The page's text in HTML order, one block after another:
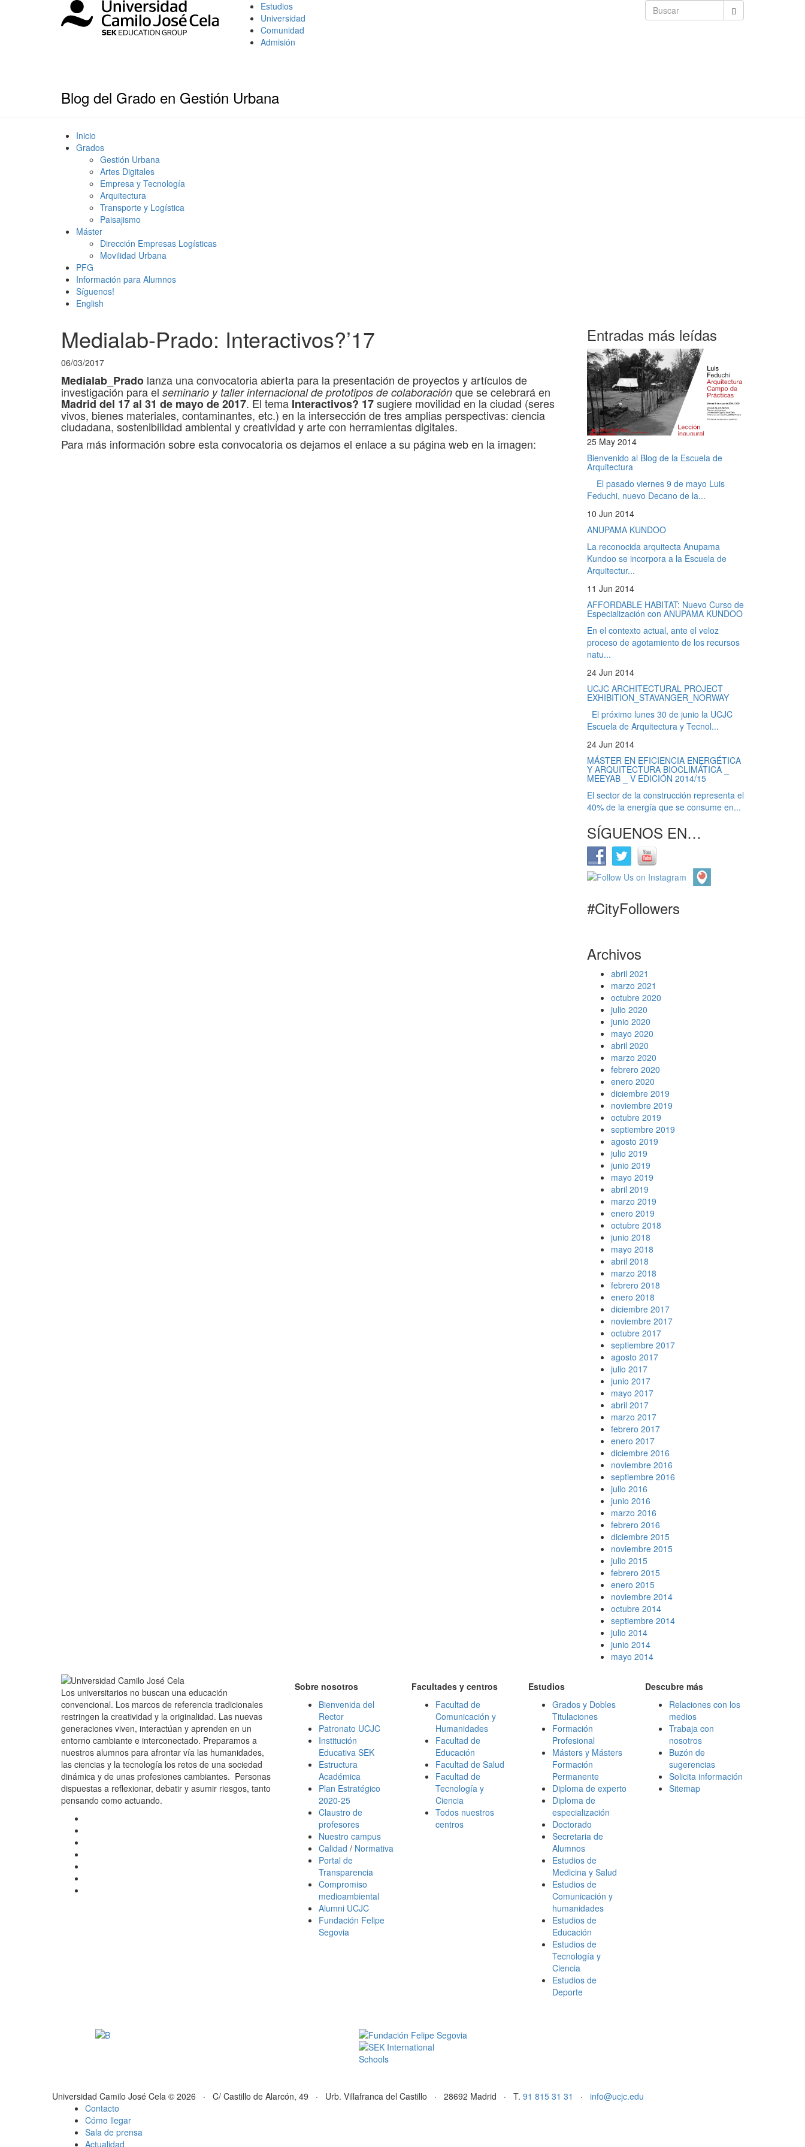
Estudios
Universidad
Comunidad
Admisión
Blog del Grado en Gestión Urbana
Inicio
Grados
Gestión Urbana
Artes Digitales
Empresa y Tecnología
Arquitectura
Transporte y Logística
Paisajismo
Máster
Dirección Empresas Logísticas
Movilidad Urbana
PFG
Información para Alumnos
Síguenos!
English
Medialab-Prado: Interactivos?’17
06/03/2017
Medialab_Prado lanza una convocatoria abierta para la presentación de proyectos y artículos de
investigación para el seminario y taller internacional de prototipos de colaboración que se celebrará en
Madrid del 17 al 31 de mayo de 2017. El tema Interactivos? 17sugiere movilidad en la ciudad (seres
vivos, bienes materiales, contaminantes, etc.) en la intersección de tres amplias perspectivas: ciencia
ciudadana, sostenibilidad ambiental y creatividad y arte con herramientas digitales.
Para más información sobre esta convocatoria os dejamos el enlace a su página web en la imagen:
Entradas más leídas
25 May 2014
Bienvenido al Blog de la Escuela de
Arquitectura
El pasado viernes 9 de mayo Luis
Feduchi, nuevo Decano de la...
10 Jun 2014
ANUPAMA KUNDOO
La reconocida arquitecta Anupama
Kundoo se incorpora a la Escuela de
Arquitectur...
11 Jun 2014
AFFORDABLE HABITAT: Nuevo Curso de
Especialización con ANUPAMA KUNDOO
En el contexto actual, ante el veloz
proceso de agotamiento de los recursos
natu...
24 Jun 2014
UCJC ARCHITECTURAL PROJECT
EXHIBITION_STAVANGER_NORWAY
El próximo lunes 30 de junio la UCJC
Escuela de Arquitectura y Tecnol...
24 Jun 2014
MÁSTER EN EFICIENCIA ENERGÉTICA
Y ARQUITECTURA BIOCLIMÁTICA _
MEEYAB _ V EDICIÓN 2014/15
El sector de la construcción representa el
40% de la energía que se consume en...
SÍGUENOS EN…
#CityFollowers
Archivos
abril 2021
marzo 2021
octubre 2020
julio 2020
junio 2020
mayo 2020
abril 2020
marzo 2020
febrero 2020
enero 2020
diciembre 2019
noviembre 2019
octubre 2019
septiembre 2019
agosto 2019
julio 2019
junio 2019
mayo 2019
abril 2019
marzo 2019
enero 2019
octubre 2018
junio 2018
mayo 2018
abril 2018
marzo 2018
febrero 2018
enero 2018
diciembre 2017
noviembre 2017
octubre 2017
septiembre 2017
agosto 2017
julio 2017
junio 2017
mayo 2017
abril 2017
marzo 2017
febrero 2017
enero 2017
diciembre 2016
noviembre 2016
septiembre 2016
julio 2016
junio 2016
marzo 2016
febrero 2016
diciembre 2015
noviembre 2015
julio 2015
febrero 2015
enero 2015
noviembre 2014
octubre 2014
septiembre 2014
julio 2014
junio 2014
mayo 2014
Los universitarios no buscan una educación
convencional. Los marcos de referencia tradicionales
restringen la creatividad y la originalidad. Las nuevas
generaciones viven, interactúan y aprenden en un
entorno cambiante e interconectado. Preparamos a
nuestros alumnos para afrontar vía las humanidades,
las ciencias y la tecnología los retos de una sociedad
dinámica y de unas profesiones cambiantes. Personas
dispuestas a reflexionar, debatir y asumir riesgos, tanto
pensando como actuando.
Sobre nosotros
Bienvenida del
Rector
Patronato UCJC
Institución
Educativa SEK
Estructura
Académica
Plan Estratégico
2020-25
Claustro de
profesores
Nuestro campus
Calidad / Normativa
Portal de
Transparencia
Compromiso
medioambiental
Alumni UCJC
Fundación Felipe
Segovia
Facultades y centros
Facultad de
Comunicación y
Humanidades
Facultad de
Educación
Facultad de Salud
Facultad de
Tecnología y
Ciencia
Todos nuestros
centros
Estudios
Grados y Dobles
Titulaciones
Formación
Profesional
Másters y Másters
Formación
Permanente
Diploma de experto
Diploma de
especialización
Doctorado
Secretaria de
Alumnos
Estudios de
Medicina y Salud
Estudios de
Comunicación y
humanidades
Estudios de
Educación
Estudios de
Tecnología y
Ciencia
Estudios de
Deporte
Descubre más
Relaciones con los
medios
Trabaja con
nosotros
Buzón de
sugerencias
Solicita información
Sitemap
Universidad Camilo José Cela © 2026 · C/ Castillo de Alarcón, 49 · Urb. Villafranca del Castillo · 28692 Madrid · T. 91 815 31 31 · info@ucjc.edu
Contacto
Cómo llegar
Sala de prensa
Actualidad